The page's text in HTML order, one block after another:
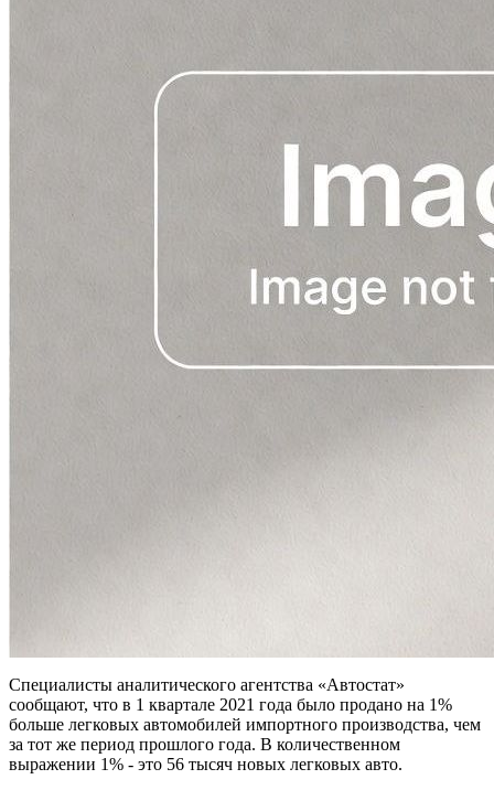
Специалисты аналитического агентства «Автостат»
сообщают, что в 1 квартале 2021 года было продано на 1%
больше легковых автомобилей импортного производства, чем
за тот же период прошлого года. В количественном
выражении 1% - это 56 тысяч новых легковых авто.